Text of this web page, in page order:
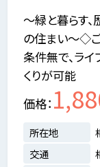
～緑と暮らす
の住まい～◇
条件無で、ラ
くりが可能
価格
所在地
交通